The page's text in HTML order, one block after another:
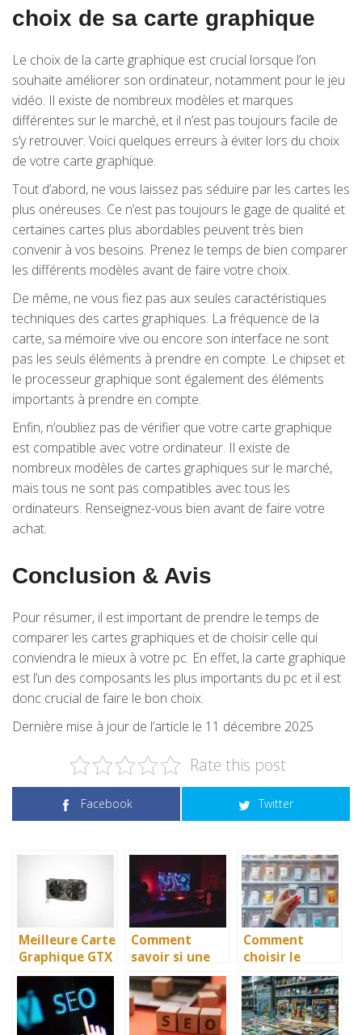
choix de sa carte graphique
Le choix de la carte graphique est crucial lorsque l’on
souhaite améliorer son ordinateur, notamment pour le jeu
vidéo. Il existe de nombreux modèles et marques
différentes sur le marché, et il n’est pas toujours facile de
s’y retrouver. Voici quelques erreurs à éviter lors du choix
de votre carte graphique.
Tout d’abord, ne vous laissez pas séduire par les cartes les
plus onéreuses. Ce n’est pas toujours le gage de qualité et
certaines cartes plus abordables peuvent très bien
convenir à vos besoins. Prenez le temps de bien comparer
les différents modèles avant de faire votre choix.
De même, ne vous fiez pas aux seules caractéristiques
techniques des cartes graphiques. La fréquence de la
carte, sa mémoire vive ou encore son interface ne sont
pas les seuls éléments à prendre en compte. Le chipset et
le processeur graphique sont également des éléments
importants à prendre en compte.
Enfin, n’oubliez pas de vérifier que votre carte graphique
est compatible avec votre ordinateur. Il existe de
nombreux modèles de cartes graphiques sur le marché,
mais tous ne sont pas compatibles avec tous les
ordinateurs. Renseignez-vous bien avant de faire votre
achat.
Conclusion & Avis
Pour résumer, il est important de prendre le temps de
comparer les cartes graphiques et de choisir celle qui
conviendra le mieux à votre pc. En effet, la carte graphique
est l’un des composants les plus importants du pc et il est
donc crucial de faire le bon choix.
Dernière mise à jour de l’article le 11 décembre 2025
Rate this post
Facebook Twitter
Meilleure Carte
Graphique GTX
> Top 10 en
2026
Comment
savoir si une
carte
graphique est
compatible
avec son PC ?
Comment
choisir le
meilleur
lecteur de
carte SIM pour
vos besoins?